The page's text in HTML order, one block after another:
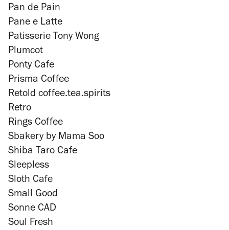
Pan de Pain
Pane e Latte
Patisserie Tony Wong
Plumcot
Ponty Cafe
Prisma Coffee
Retold coffee.tea.spirits
Retro
Rings Coffee
Sbakery by Mama Soo
Shiba Taro Cafe
Sleepless
Sloth Cafe
Small Good
Sonne CAD
Soul Fresh